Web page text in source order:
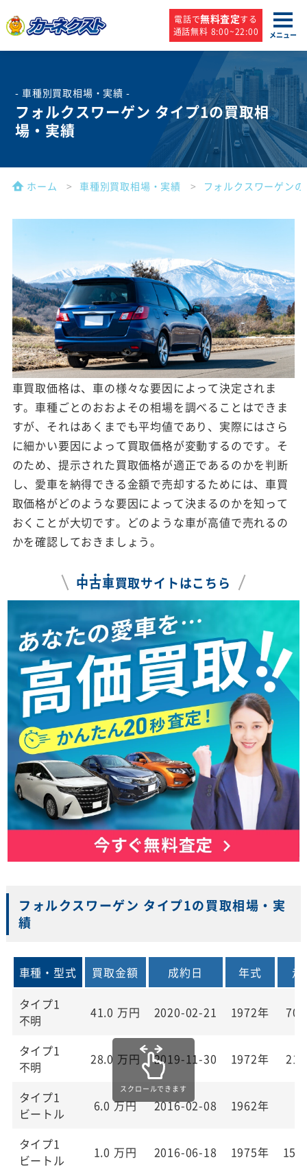
電話で無料査定する
通話無料 8:00~22:00
メニュー
- 車種別買取相場・実績 -
フォルクスワーゲン タイプ1の買取相
場・実績
ホーム 車種別買取相場・実績 フォルクスワーゲン
車買取価格は、車の様々な要因によって決定されま
す。車種ごとのおおよその相場を調べることはできま
すが、それはあくまでも平均値であり、実際にはさら
に細かい要因によって買取価格が変動するのです。そ
のため、提示された買取価格が適正であるのかを判断
し、愛車を納得できる金額で売却するためには、車買
取価格がどのような要因によって決まるのかを知って
おくことが大切です。どのような車が高値で売れるの
かを確認しておきましょう。
中古車買取サイトはこちら
フォルクスワーゲン タイプ1の買取相場・実
績
車種・型式 買取金額 成約日 年式
走
タイプ1
不明
41.0 万円 2020-02-21 1972年
タイプ1
不明
28.0 万円 2019-11-30 1972年
タイプ1
ビートル
6.0万円 2016-02-08 1962年
タイプ1
ビートル
1.0 万円 2016-06-18 1975年